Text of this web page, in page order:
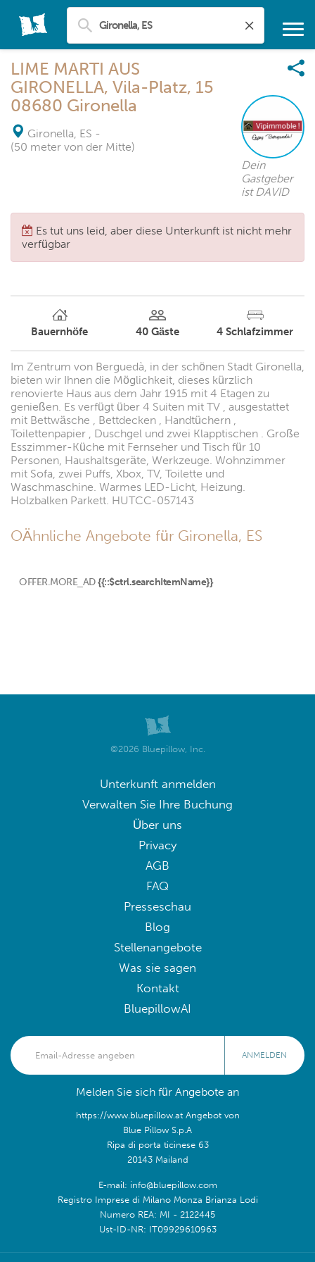
LIME MARTI AUS
GIRONELLA, Vila-Platz, 15
08680 Gironella
Gironella, ES -
(50 meter von der Mitte)
Dein
Gastgeber
ist DAVID
Es tut uns leid, aber diese Unterkunft ist nicht mehr
verfügbar
Bauernhöfe 40 Gäste 4 Schlafzimmer
Im Zentrum von Berguedà, in der schönen Stadt Gironella,
bieten wir Ihnen die Möglichkeit, dieses kürzlich
renovierte Haus aus dem Jahr 1915 mit 4 Etagen zu
genießen. Es verfügt über 4 Suiten mit TV , ausgestattet
mit Bettwäsche , Bettdecken , Handtüchern ,
Toilettenpapier , Duschgel und zwei Klapptischen . Große
Esszimmer-Küche mit Fernseher und Tisch für 10
Personen, Haushaltsgeräte, Werkzeuge. Wohnzimmer
mit Sofa, zwei Puffs, Xbox, TV, Toilette und
Waschmaschine. Warmes LED-Licht, Heizung.
Holzbalken Parkett. HUTCC-057143
OÄhnliche Angebote für Gironella, ES
OFFER.MORE_AD {{::$ctrl.searchItemName}}
©2026 Bluepillow, Inc.
Unterkunft anmelden
Verwalten Sie Ihre Buchung
Über uns
Privacy
AGB
FAQ
Presseschau
Blog
Stellenangebote
Was sie sagen
Kontakt
BluepillowAI
ANMELDEN
Melden Sie sich für Angebote an
https://www.bluepillow.at Angebot von
Blue Pillow S.p.A
Ripa di porta ticinese 63
20143 Mailand
E-mail: info@bluepillow.com
Registro Imprese di Milano Monza Brianza Lodi
Numero REA: MI - 2122445
Ust-ID-NR: IT09929610963